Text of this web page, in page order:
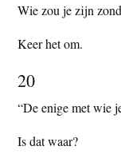
Wie zou je zijn
Keer het om.
20
“De enige met wie
Is dat waar?